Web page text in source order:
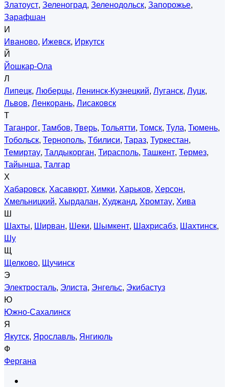
Златоуст, Зеленоград, Зеленодольск, Запорожье,
Зарафшан
И
Иваново, Ижевск, Иркутск
Й
Йошкар-Ола
Л
Липецк, Люберцы, Ленинск-Кузнецкий, Луганск, Луцк,
Львов, Ленкорань, Лисаковск
Т
Таганрог, Тамбов, Тверь, Тольятти, Томск, Тула, Тюмень,
Тобольск, Тернополь, Тбилиси, Тараз, Туркестан,
Темиртау, Талдыкорган, Тирасполь, Ташкент, Термез,
Тайынша, Талгар
Х
Хабаровск, Хасавюрт, Химки, Харьков, Херсон,
Хмельницкий, Хырдалан, Худжанд, Хромтау, Хива
Ш
Шахты, Ширван, Шеки, Шымкент, Шахрисабз, Шахтинск,
Шу
Щ
Щелково, Щучинск
Э
Электросталь, Элиста, Энгельс, Экибастуз
Ю
Южно-Сахалинск
Я
Якутск, Ярославль, Янгиюль
Ф
Фергана